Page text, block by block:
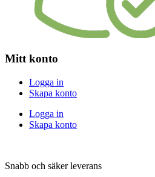
Mitt konto
Logga in
Skapa konto
Logga in
Skapa konto
Snabb och säker leverans